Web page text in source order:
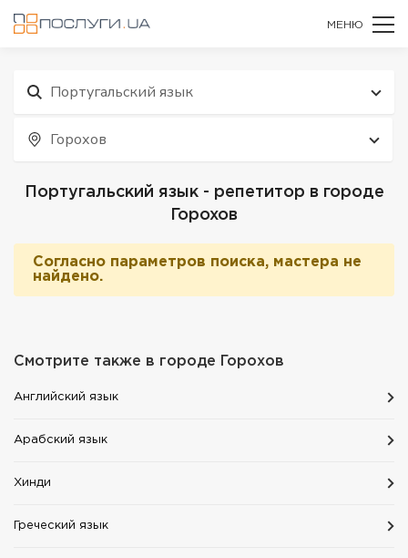
МЕНЮ
Португальский язык
Горохов
Португальский язык - репетитор в городе
Горохов
Согласно параметров поиска, мастера не
найдено.
Смотрите также в городе Горохов
Английский язык
Aрабский язык
Хинди
Греческий язык